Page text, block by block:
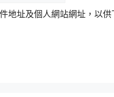
地址及個人網站網址，以供